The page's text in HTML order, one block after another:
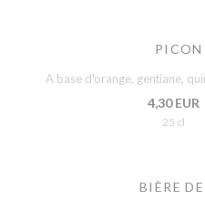
PICON
A base d'orange, gentiane,
4,30 EUR
25 cl
BIÈRE